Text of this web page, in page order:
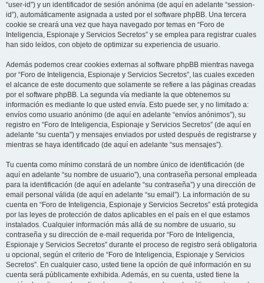
“user-id”) y un identificador de sesión anónima (de aquí en adelante “session-
id”), automáticamente asignada a usted por el software phpBB. Una tercera
cookie se creará una vez que haya navegado por temas en “Foro de
Inteligencia, Espionaje y Servicios Secretos” y se emplea para registrar cuales
han sido leídos, con objeto de optimizar su experiencia de usuario.
Además podemos crear cookies externas al software phpBB mientras navega
por “Foro de Inteligencia, Espionaje y Servicios Secretos”, las cuales exceden
el alcance de este documento que solamente se refiere a las páginas creadas
por el software phpBB. La segunda vía mediante la que obtenemos su
información es mediante lo que usted envía. Esto puede ser, y no limitado a:
envíos como usuario anónimo (de aquí en adelante “envíos anónimos”), su
registro en “Foro de Inteligencia, Espionaje y Servicios Secretos” (de aquí en
adelante “su cuenta”) y mensajes enviados por usted después de registrarse y
mientras se haya identificado (de aquí en adelante “sus mensajes”).
Tu cuenta como mínimo constará de un nombre único de identificación (de
aquí en adelante “su nombre de usuario”), una contraseña personal empleada
para la identificación (de aquí en adelante “su contraseña”) y una dirección de
email personal válida (de aquí en adelante “su email”). La información de su
cuenta en “Foro de Inteligencia, Espionaje y Servicios Secretos” está protegida
por las leyes de protección de datos aplicables en el país en el que estamos
instalados. Cualquier información más allá de su nombre de usuario, su
contraseña y su dirección de e-mail requerida por “Foro de Inteligencia,
Espionaje y Servicios Secretos” durante el proceso de registro será obligatoria
u opcional, según el criterio de “Foro de Inteligencia, Espionaje y Servicios
Secretos”. En cualquier caso, usted tiene la opción de qué información en su
cuenta será públicamente exhibida. Además, en su cuenta, usted tiene la